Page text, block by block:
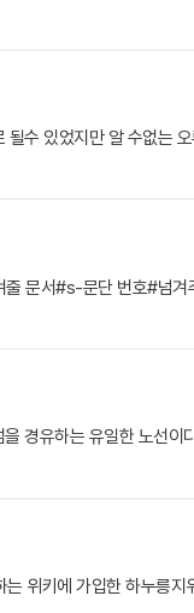
있었지만 알 수없는
서#s-문단 번호#넘겨
유하는 유일한 노선
키에 가입한 하누릉